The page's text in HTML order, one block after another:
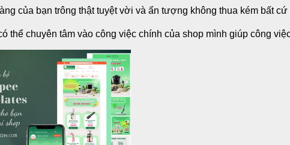
của bạn trông thật tuyệt vời và ấn tượng không thua kém bất
thể chuyên tâm vào công việc chính của shop mình giúp công